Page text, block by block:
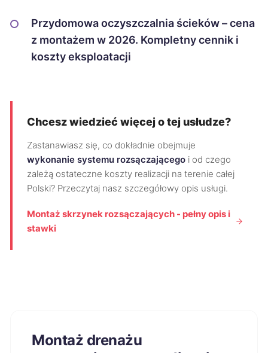
Przydomowa oczyszczalnia ścieków – cena
z montażem w 2026. Kompletny cennik i
koszty eksploatacji
Chcesz wiedzieć więcej o tej usłudze?
Zastanawiasz się, co dokładnie obejmuje
wykonanie systemu rozsączającego i od czego
zależą ostateczne koszty realizacji na terenie całej
Polski? Przeczytaj nasz szczegółowy opis usługi.
Montaż skrzynek rozsączających - pełny opis i
stawki
Montaż drenażu